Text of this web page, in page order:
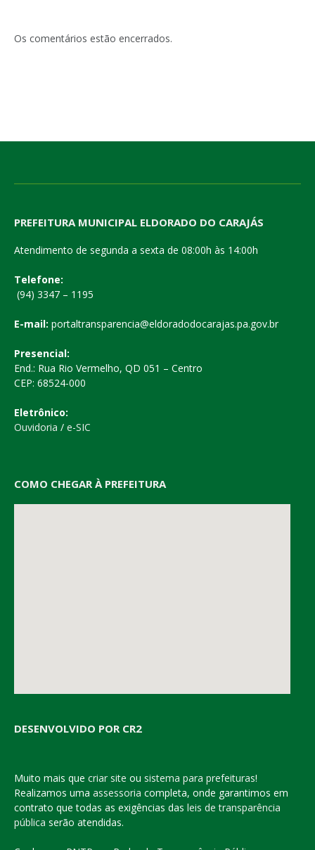
Os comentários estão encerrados.
PREFEITURA MUNICIPAL ELDORADO DO CARAJÁS
Atendimento de segunda a sexta de 08:00h às 14:00h
Telefone:
(94) 3347 – 1195
E-mail: portaltransparencia@eldoradodocarajas.pa.gov.br
Presencial:
End.: Rua Rio Vermelho, QD 051 – Centro
CEP: 68524-000
Eletrônico:
Ouvidoria / e-SIC
COMO CHEGAR À PREFEITURA
DESENVOLVIDO POR CR2
Muito mais que criar site ou sistema para prefeituras!
Realizamos uma assessoria completa, onde garantimos em
contrato que todas as exigências das leis de transparência
pública serão atendidas.